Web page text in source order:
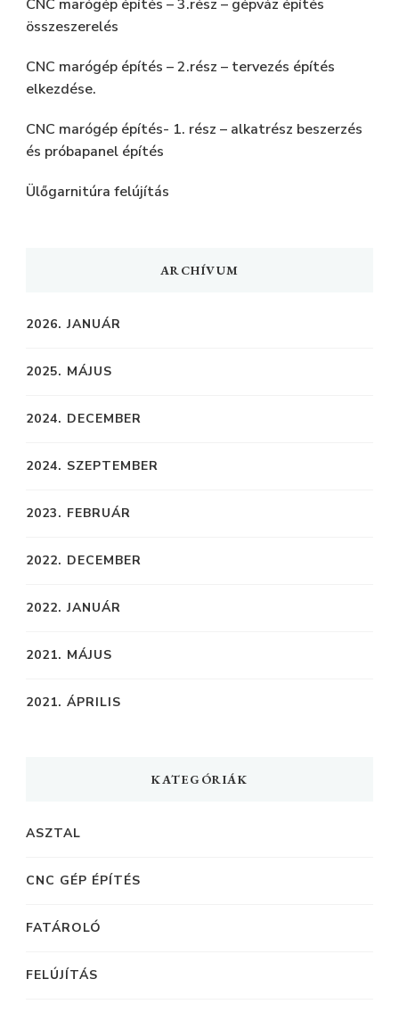
CNC marógép építés – 3.rész – gépváz építés
összeszerelés
CNC marógép építés – 2.rész – tervezés építés
elkezdése.
CNC marógép építés- 1. rész – alkatrész beszerzés
és próbapanel építés
Ülőgarnitúra felújítás
ARCHÍVUM
2026. JANUÁR
2025. MÁJUS
2024. DECEMBER
2024. SZEPTEMBER
2023. FEBRUÁR
2022. DECEMBER
2022. JANUÁR
2021. MÁJUS
2021. ÁPRILIS
KATEGÓRIÁK
ASZTAL
CNC GÉP ÉPÍTÉS
FATÁROLÓ
FELÚJÍTÁS